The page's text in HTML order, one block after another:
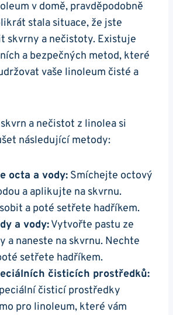
v domě, pravděpodobně
stala situace, že jste
skvrny a nečistoty. Existuje
a bezpečných metod, které
vaše linoleum čisté a
a nečistot z linolea si
následující metody:
octa a vody: Smíchejte octový
a aplikujte na skvrnu.
a poté setřete hadříkem.
a vody:Vytvořte pastu ze
a naneste na skvrnu. Nechte
setřete hadříkem.
čisticích prostředků:
čisticí prostředky
pro linoleum, které vám